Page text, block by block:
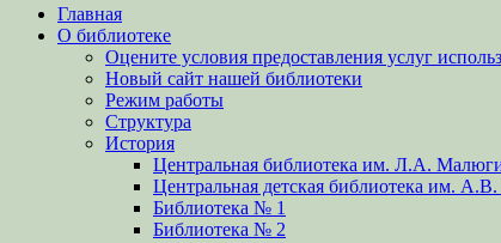
Перейти
содержимому
Главная
О библиотеке
Оцените условия предоставления услуг
Новый сайт нашей библиотеки
Режим работы
Структура
История
Центральная библиотека им. Л.А.
Центральная детская библиотека им. А.В.
Библиотека № 1
Библиотека № 2